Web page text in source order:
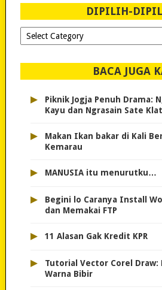
DIPILIH-
Dipilih-
dipilih..
BACA JUGA
▸
Piknik Jogja Penuh Drama:
Kayu dan Ngrasain Sate
▸
Makan Ikan bakar di Kali
Kemarau
▸ MANUSIA itu menurutku…
▸
Begini lo Caranya Install
dan Memakai FTP
▸ 11 Alasan Gak Kredit KPR
▸
Tutorial Vector Corel Draw:
Warna Bibir